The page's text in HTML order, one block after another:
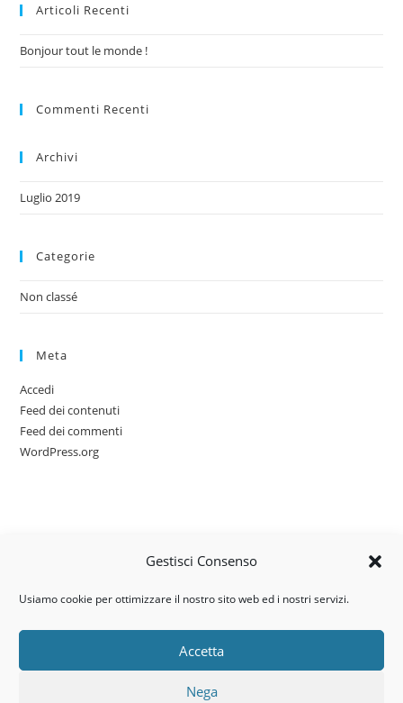
Gestisci Consenso
Usiamo cookie per ottimizzare il nostro sito web ed i nostri servizi.
Accetta
Nega
Articoli Recenti
Bonjour tout le monde !
Commenti Recenti
Archivi
Luglio 2019
Categorie
Non classé
Meta
Accedi
Feed dei contenuti
Feed dei commenti
WordPress.org
Via dell’artigianato, 14 – 31030